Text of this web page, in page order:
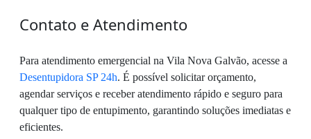
Contato e Atendimento
Para atendimento emergencial na Vila Nova Galvão, acesse a
Desentupidora SP 24h. É possível solicitar orçamento,
agendar serviços e receber atendimento rápido e seguro para
qualquer tipo de entupimento, garantindo soluções imediatas e
eficientes.